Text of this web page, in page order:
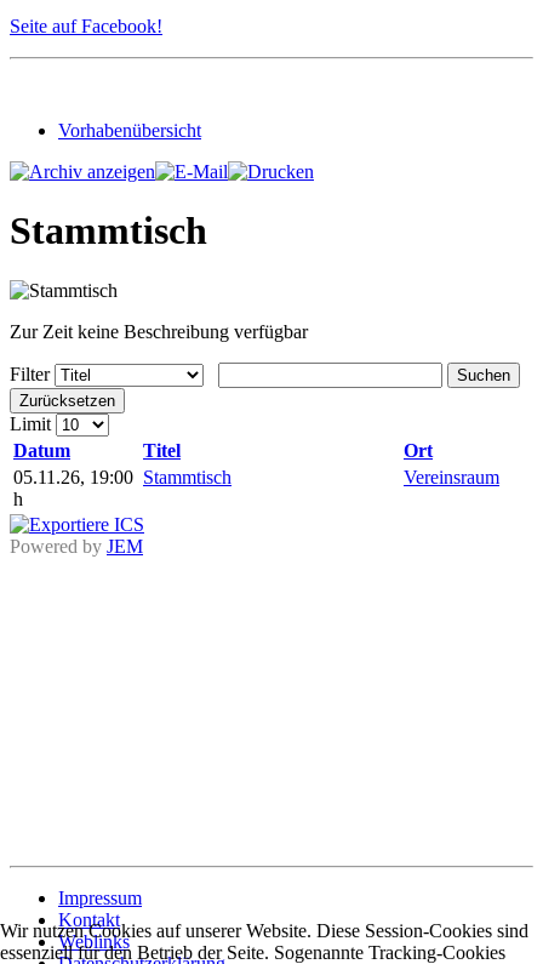
Seite auf Facebook!
Vorhabenübersicht
Stammtisch
Zur Zeit keine Beschreibung verfügbar
Filter
Suchen
Zurücksetzen
Limit
Datum
Titel
Ort
05.11.26, 19:00
h
Stammtisch Vereinsraum
Powered by JEM
Impressum
Kontakt
Weblinks
Wir nutzen Cookies auf unserer Website. Diese Session-Cookies sind
essenziell für den Betrieb der Seite. Sogenannte Tracking-Cookies